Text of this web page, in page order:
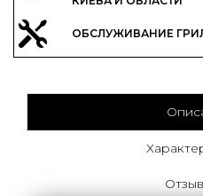
ОБСЛУЖИВАНИЕ